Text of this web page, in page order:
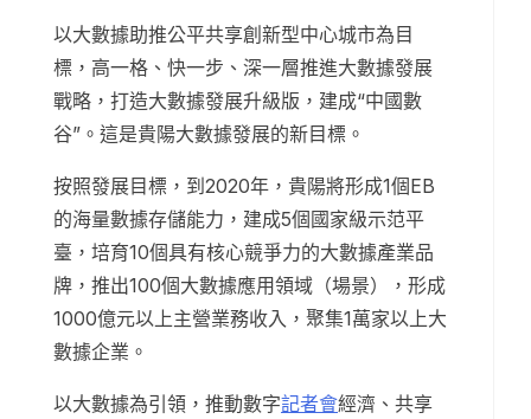
以大數據助推公平共享創新型中心城市為目
標，高一格、快一步、深一層推進大數據發展
戰略，打造大數據發展升級版，建成“中國數
谷”。這是貴陽大數據發展的新目標。
按照發展目標，到2020年，貴陽將形成1個EB
的海量數據存儲能力，建成5個國家級示范平
臺，培育10個具有核心競爭力的大數據產業品
牌，推出100個大數據應用領域（場景），形成
1000億元以上主營業務收入，聚集1萬家以上大
數據企業。
以大數據為引領，推動數字記者會經濟、共享